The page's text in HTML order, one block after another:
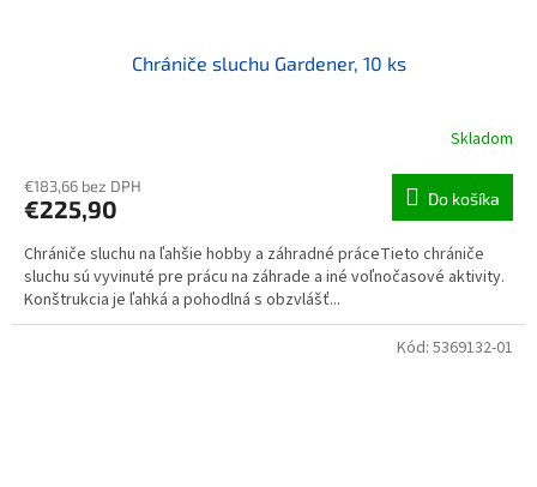
Chrániče sluchu Gardener, 10 ks
Skladom
€183,66 bez DPH
€225,90 Do košíka
Chrániče sluchu na ľahšie hobby a záhradné práceTieto chrániče
sluchu sú vyvinuté pre prácu na záhrade a iné voľnočasové aktivity.
Konštrukcia je ľahká a pohodlná s obzvlášť...
Kód: 5369132-01